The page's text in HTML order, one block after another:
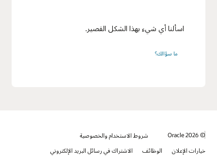
اسألنا أي شيء بهذا الشكل القصير.
ما سؤالك؟
© 2026 Oracle
شروط الاستخدام والخصوصية
خيارات الإعلان
الوظائف
الاشتراك في رسائل البريد الإلكتروني